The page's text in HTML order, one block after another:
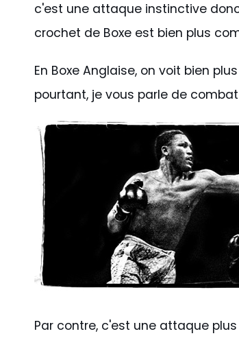
c'est une attaque instinctive
crochet de Boxe est bien plus
En Boxe Anglaise, on voit bien
pourtant, je vous parle de
Par contre, c'est une attaque